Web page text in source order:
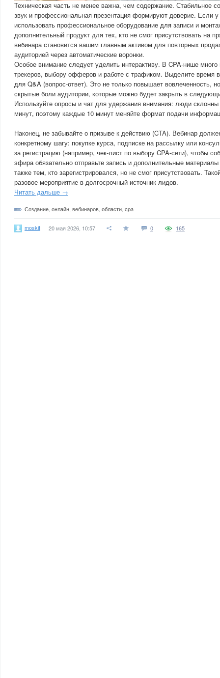
Техническая часть не менее важна, чем содержание. Стабильное
звук и профессиональная презентация формируют доверие. Если
использовать профессиональное оборудование для записи и
дополнительный продукт для тех, кто не смог присутствовать на
вебинара становится вашим главным активом для повторных
аудиторией через автоматические воронки.
Особое внимание следует уделить интерактиву. В CPA-нише много
трекеров, выбору офферов и работе с трафиком. Выделите время
для Q&A (вопрос-ответ). Это не только повышает вовлеченность,
скрытые боли аудитории, которые можно будет закрыть в
Используйте опросы и чат для удержания внимания: люди склонны
минут, поэтому каждые 10 минут меняйте формат подачи
Наконец, не забывайте о призыве к действию (CTA). Вебинар
конкретному шагу: покупке курса, подписке на рассылку или
за регистрацию (например, чек-лист по выбору CPA-сети), чтобы
эфира обязательно отправьте запись и дополнительные
также тем, кто зарегистрировался, но не смог присутствовать.
разовое мероприятие в долгосрочный источник лидов.
Читать дальше →
Создание онлайн вебинаров области cpa
moskit 20 мая 2026, 10:57 0 165